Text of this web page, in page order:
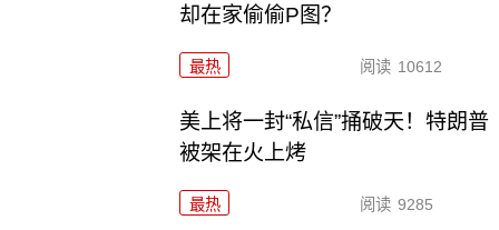
却在家偷偷P图？
最热 阅读 10612
美上将一封“私信”捅破天！特朗普
被架在火上烤
最热 阅读 9285